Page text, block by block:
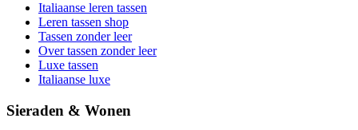
Italiaanse leren tassen
Leren tassen shop
Tassen zonder leer
Over tassen zonder leer
Luxe tassen
Italiaanse luxe
Sieraden & Wonen